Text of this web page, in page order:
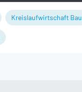
Kreislaufwirtschaft Bau